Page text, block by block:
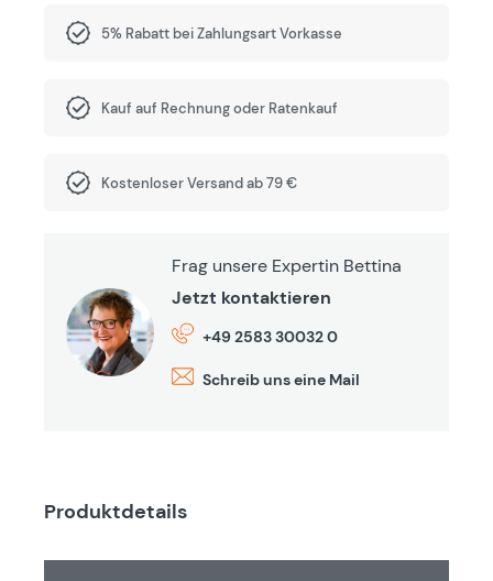
5% Rabatt bei Zahlungsart Vorkasse
Kauf auf Rechnung oder Ratenkauf
Kostenloser Versand ab 79 €
Frag unsere Expertin Bettina
Jetzt kontaktieren
+49 2583 30032 0
Schreib uns eine Mail
Produktdetails